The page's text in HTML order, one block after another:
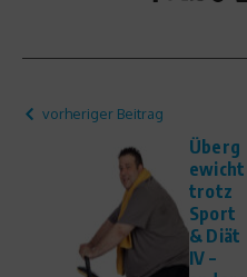
vorheriger Beitrag
Überg
ewicht
trotz
Sport
& Diät
IV –